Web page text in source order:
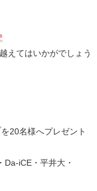
えてはいかがでしょう
を20名様へプレゼント
iCE・平井大・